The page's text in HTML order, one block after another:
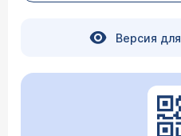
Версия